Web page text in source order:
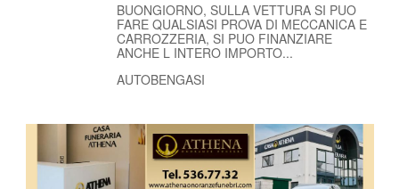
BUONGIORNO, SULLA VETTURA SI PUO
FARE QUALSIASI PROVA DI MECCANICA E
CARROZZERIA, SI PUO FINANZIARE
ANCHE L INTERO IMPORTO...
AUTOBENGASI